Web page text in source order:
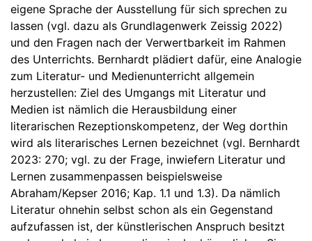
eigene Sprache der Ausstellung für sich sprechen zu
lassen (vgl. dazu als Grundlagenwerk Zeissig 2022)
und den Fragen nach der Verwertbarkeit im Rahmen
des Unterrichts. Bernhardt plädiert dafür, eine Analogie
zum Literatur- und Medienunterricht allgemein
herzustellen: Ziel des Umgangs mit Literatur und
Medien ist nämlich die Herausbildung einer
literarischen Rezeptionskompetenz, der Weg dorthin
wird als literarisches Lernen bezeichnet (vgl. Bernhardt
2023: 270; vgl. zu der Frage, inwiefern Literatur und
Lernen zusammenpassen beispielsweise
Abraham/Kepser 2016; Kap. 1.1 und 1.3). Da nämlich
Literatur ohnehin selbst schon als ein Gegenstand
aufzufassen ist, der künstlerischen Anspruch besitzt